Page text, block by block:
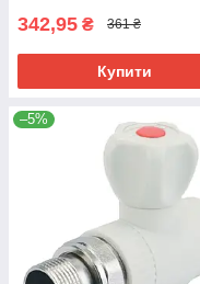
342,95 ₴ 361 ₴
Купити
–5%